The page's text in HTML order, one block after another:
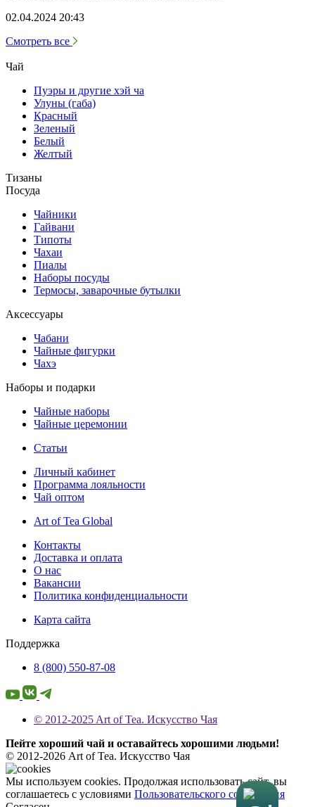
02.04.2024 20:43
Смотреть все
Чай
Пуэры и другие хэй ча
Улуны (габа)
Красный
Зеленый
Белый
Желтый
Тизаны
Посуда
Чайники
Гайвани
Типоты
Чахаи
Пиалы
Наборы посуды
Термосы, заварочные бутылки
Аксессуары
Чабани
Чайные фигурки
Чахэ
Наборы и подарки
Чайные наборы
Чайные церемонии
Статьи
Личный кабинет
Программа лояльности
Чай оптом
Art of Tea Global
Контакты
Доставка и оплата
О нас
Вакансии
Политика конфиденциальности
Карта сайта
Поддержка
8 (800) 550-87-08
© 2012-2025 Art of Tea. Искусство Чая
Пейте хороший чай и оставайтесь хорошими людьми!
© 2012-2026 Art of Tea. Искусство Чая
Мы используем cookies. Продолжая использовать сайт, вы
соглашаетесь с условиями Пользовательского соглашения